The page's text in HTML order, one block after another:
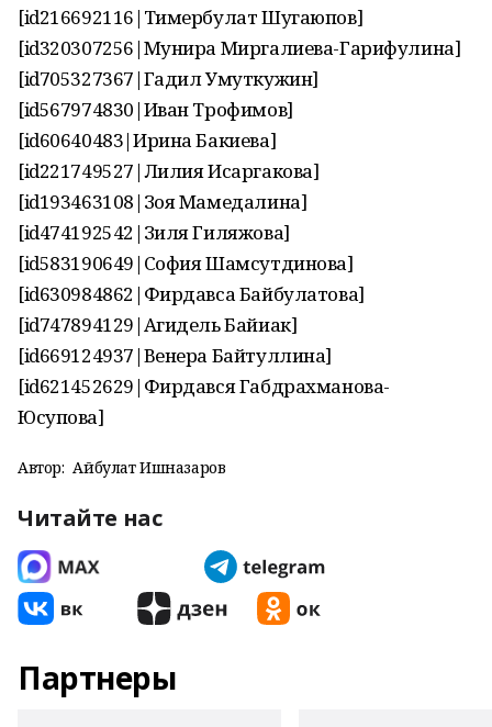
[id216692116|Тимербулат Шугаюпов]
[id320307256|Мунира Миргалиева-Гарифулина]
[id705327367|Гадил Умуткужин]
[id567974830|Иван Трофимов]
[id60640483|Ирина Бакиева]
[id221749527|Лилия Исаргакова]
[id193463108|Зоя Мамедалина]
[id474192542|Зиля Гиляжова]
[id583190649|София Шамсутдинова]
[id630984862|Фирдавса Байбулатова]
[id747894129|Агидель Байиак]
[id669124937|Венера Байтуллина]
[id621452629|Фирдався Габдрахманова-
Юсупова]
Автор: Айбулат Ишназаров
Читайте нас
Партнеры